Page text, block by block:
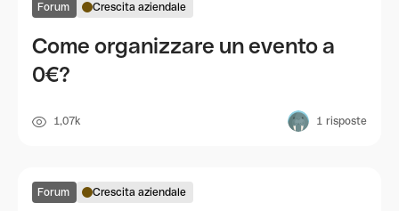
Forum Crescita aziendale
Come organizzare un evento a
0€?
1,07k 1 risposte
Forum Crescita aziendale